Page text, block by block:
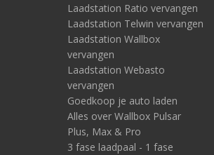
Laadstation Ratio vervangen
Laadstation Telwin vervangen
Laadstation Wallbox
vervangen
Laadstation Webasto
vervangen
Goedkoop je auto laden
Alles over Wallbox Pulsar
Plus, Max & Pro
3 fase laadpaal - 1 fase